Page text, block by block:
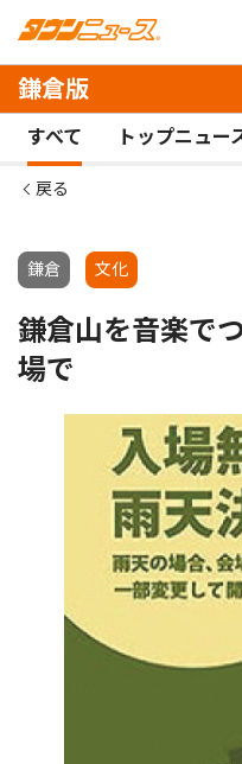
鎌倉版
すべて トップニュー
戻る
鎌倉 文化
鎌倉山を音楽で
場で